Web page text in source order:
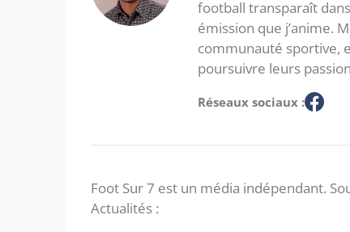
football transparaît
émission que j’anime.
communauté sportive,
poursuivre leurs
Réseaux sociaux :
Foot Sur 7 est un média indépendant.
Actualités :